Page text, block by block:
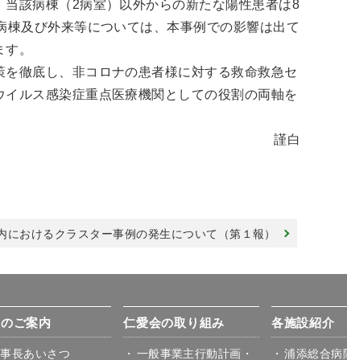
該病棟（2病室）以外からの新たな陽性患者は8
棟及び外来等については、本事例での影響は出て
。
徹底し、非コロナの患者様に対する救命救急セ
ルス感染症重点医療機関としての役割の両軸を
謹白
におけるクラスター事例の発生について（第１報）
ご案内
⾧あいさつ
仁愛会の取り組み
一般事業主行動計画・
各施設紹介
浦添総合病